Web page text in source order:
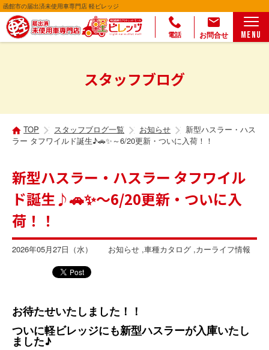
函館市の届出済未使用車専門店 軽ビレッジ
電話 お問合せ MENU
スタッフブログ
TOP スタッフブログ一覧 お知らせ
新型ハスラー・ハス
ラー タフワイルド誕生♪🚗✨～6/20更新・ついに入荷！！
新型ハスラー・ハスラー タフワイル
ド誕生♪🚗✨～6/20更新・ついに入
荷！！
2026年05月27日（水） お知らせ 車種カタログ カーライフ情報
お待たせいたしました！！
ついに軽ビレッジにも新型ハスラーが入庫いたし
ました♪